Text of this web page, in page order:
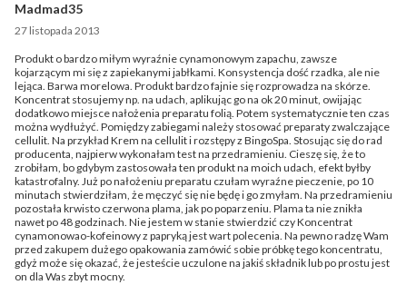
Madmad35
27 listopada 2013
Produkt o bardzo miłym wyraźnie cynamonowym zapachu, zawsze
kojarzącym mi się z zapiekanymi jabłkami. Konsystencja dość rzadka, ale nie
lejąca. Barwa morelowa. Produkt bardzo fajnie się rozprowadza na skórze.
Koncentrat stosujemy np. na udach, aplikując go na ok 20 minut, owijając
dodatkowo miejsce nałożenia preparatu folią. Potem systematycznie ten czas
można wydłużyć. Pomiędzy zabiegami należy stosować preparaty zwalczające
cellulit. Na przykład Krem na cellulit i rozstępy z BingoSpa. Stosując się do rad
producenta, najpierw wykonałam test na przedramieniu. Cieszę się, że to
zrobiłam, bo gdybym zastosowała ten produkt na moich udach, efekt byłby
katastrofalny. Już po nałożeniu preparatu czułam wyraźne pieczenie, po 10
minutach stwierdziłam, że męczyć się nie będę i go zmyłam. Na przedramieniu
pozostała krwisto czerwona plama, jak po poparzeniu. Plama ta nie znikła
nawet po 48 godzinach. Nie jestem w stanie stwierdzić czy Koncentrat
cynamonowao-kofeinowy z papryką jest wart polecenia. Na pewno radzę Wam
przed zakupem dużego opakowania zamówić sobie próbkę tego koncentratu,
gdyż może się okazać, że jesteście uczulone na jakiś składnik lub po prostu jest
on dla Was zbyt mocny.